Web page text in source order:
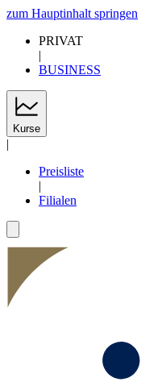
zum Hauptinhalt springen
PRIVAT
|
BUSINESS
Kurse
|
Preisliste
|
Filialen